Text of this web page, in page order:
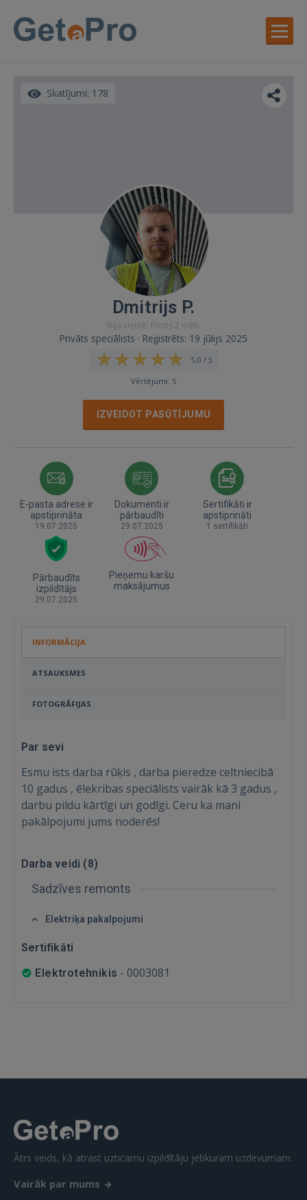
Ienākt
IENĀKT
 Sign in with Apple
Vēl neesat reģistrējies?
Skatījumi: 178
Dmitrijs P.
Bija vietnē: Pirms 2 mēn.
Privāts speciālists · Reģistrēts: 19 jūlijs 2025
5,0 / 5
Vērtējumi: 5
IZVEIDOT PASŪTĪJUMU
E-pasta adrese ir
apstiprināta
19.07.2025
Dokumenti ir
pārbaudīti
29.07.2025
Sertifikāti ir
apstiprināti
1 sertifikāti
Pārbaudīts
izpildītājs
29.07.2025
Pieņemu karšu
maksājumus
INFORMĀCIJA
ATSAUKSMES
FOTOGRĀFIJAS
Par sevi
Esmu ists darba rūķis , darba pieredze celtniecibā
10 gadus , ēlekribas speciālists vairāk kā 3 gadus ,
darbu pildu kārtīgi un godīgi. Ceru ka mani
pakālpojumi jums noderēs!
Darba veidi (8)
Sadzīves remonts
Elektriķa pakalpojumi
Sertifikāti
Elektrotehnikis - 0003081
Ātrs veids, kā atrast uzticamu izpildītāju jebkuram uzdevumam.
Vairāk par mums